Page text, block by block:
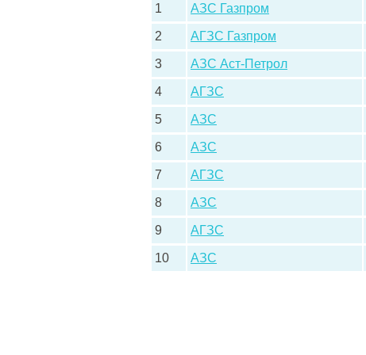
1 АЗС Газпром
2 АГЗС Газпром
3 АЗС Аст-Петрол
4 АГЗС
5 АЗС
6 АЗС
7 АГЗС
8 АЗС
9 АГЗС
10 АЗС